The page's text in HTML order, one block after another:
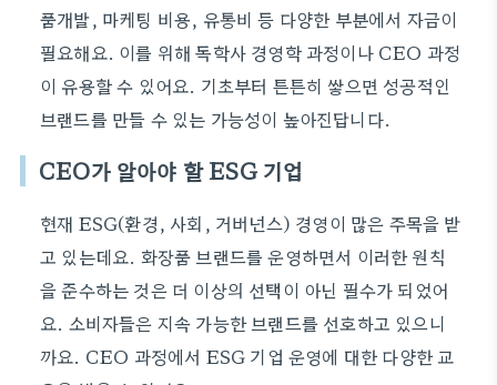
품개발, 마케팅 비용, 유통비 등 다양한 부분에서 자금이
필요해요. 이를 위해 독학사 경영학 과정이나 CEO 과정
이 유용할 수 있어요. 기초부터 튼튼히 쌓으면 성공적인
브랜드를 만들 수 있는 가능성이 높아진답니다.
CEO가 알아야 할 ESG 기업
현재 ESG(환경, 사회, 거버넌스) 경영이 많은 주목을 받
고 있는데요. 화장품 브랜드를 운영하면서 이러한 원칙
을 준수하는 것은 더 이상의 선택이 아닌 필수가 되었어
요. 소비자들은 지속 가능한 브랜드를 선호하고 있으니
까요. CEO 과정에서 ESG 기업 운영에 대한 다양한 교